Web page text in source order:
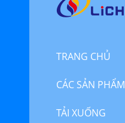
TRANG CHỦ
CÁC SẢN PHẨM
TẢI XUỐNG